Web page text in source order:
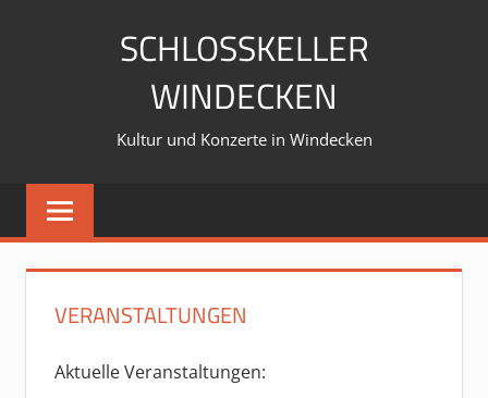
SCHLOSSKELLER
WINDECKEN
Kultur und Konzerte in Windecken
VERANSTALTUNGEN
Aktuelle Veranstaltungen: